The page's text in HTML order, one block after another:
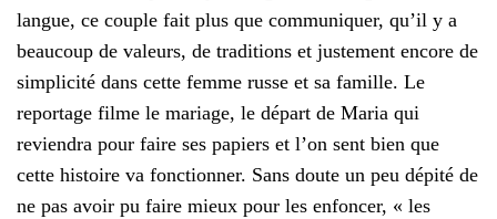
langue, ce couple fait plus que communiquer, qu’il y a
beaucoup de valeurs, de traditions et justement encore de
simplicité dans cette femme russe et sa famille. Le
reportage filme le mariage, le départ de Maria qui
reviendra pour faire ses papiers et l’on sent bien que
cette histoire va fonctionner. Sans doute un peu dépité de
ne pas avoir pu faire mieux pour les enfoncer, « les